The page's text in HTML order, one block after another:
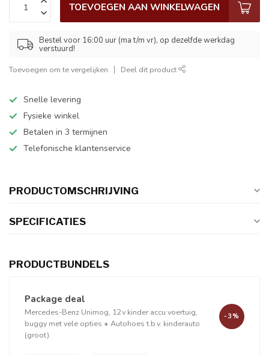
TOEVOEGEN AAN WINKELWAGEN
Bestel voor 16:00 uur (ma t/m vr), op dezelfde werkdag
verstuurd!
Toevoegen om te vergelijken Deel dit product
Snelle levering
Fysieke winkel
Betalen in 3 termijnen
Telefonische klantenservice
PRODUCTOMSCHRIJVING
SPECIFICATIES
PRODUCTBUNDELS
Package deal
Mercedes-Benz Unimog, 12v kinder accu voertuig,
buggy met vele opties + Autohoes t.b.v. kinderauto
(groot)
-3%